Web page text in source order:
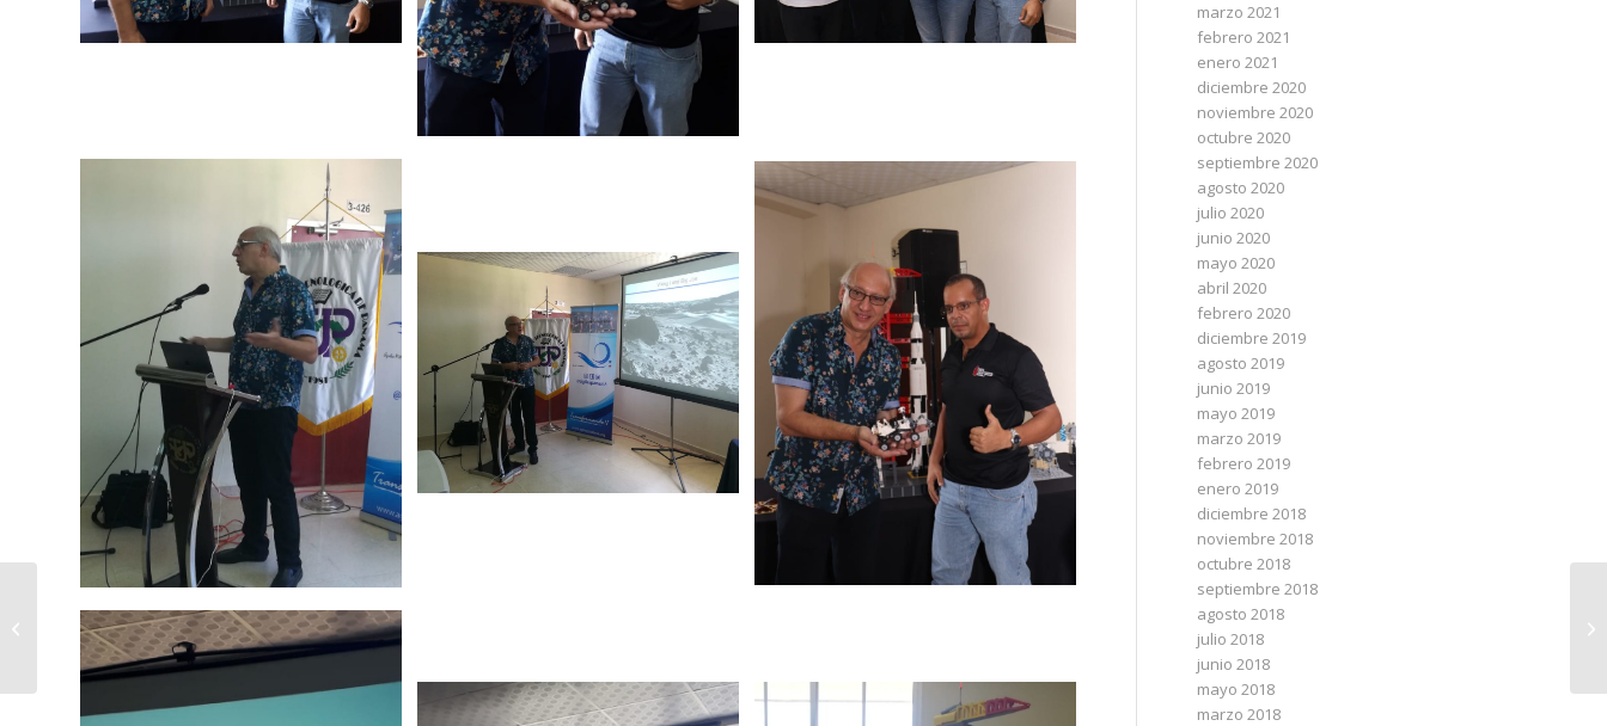
marzo 2021
febrero 2021
enero 2021
diciembre 2020
noviembre 2020
octubre 2020
septiembre 2020
agosto 2020
julio 2020
junio 2020
mayo 2020
abril 2020
febrero 2020
diciembre 2019
agosto 2019
junio 2019
mayo 2019
marzo 2019
febrero 2019
enero 2019
diciembre 2018
noviembre 2018
octubre 2018
septiembre 2018
agosto 2018
julio 2018
junio 2018
mayo 2018
marzo 2018
Brick Fest Panama
2018 – Exito total